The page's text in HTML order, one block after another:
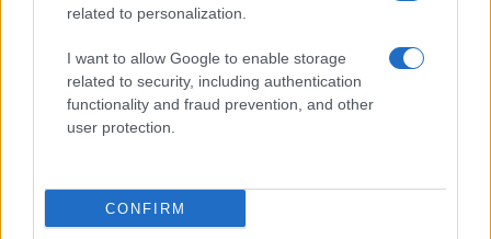
related to personalization.
I want to allow Google to enable storage
related to security, including authentication
functionality and fraud prevention, and other
user protection.
CONFIRM
Sri Lanka: itinerari tra spiritualità, architettura e
Matteo Pellegrino · 8 Ago 2026